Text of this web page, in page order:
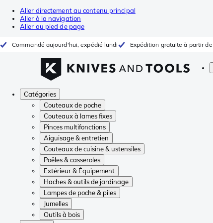
Aller directement au contenu principal
Aller à la navigation
Aller au pied de page
Commandé aujourd'hui, expédié lundi Expédition gratuite à partir
Catégories
Couteaux de poche
Couteaux à lames fixes
Pinces multifonctions
Aiguisage & entretien
Couteaux de cuisine & ustensiles
Poêles & casseroles
Extérieur & Équipement
Haches & outils de jardinage
Lampes de poche & piles
Jumelles
Outils à bois